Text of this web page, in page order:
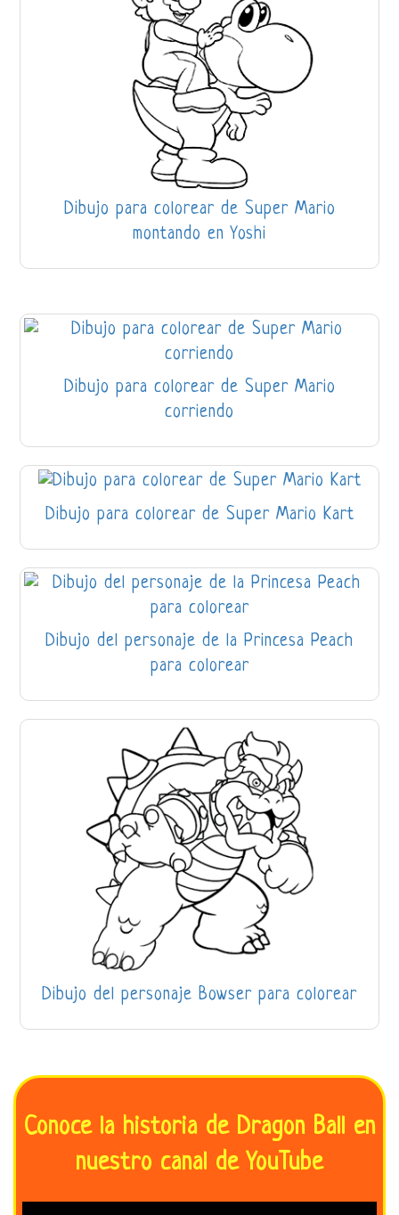
Dibujo para colorear de Super Mario
montando en Yoshi
Dibujo para colorear de Super Mario
corriendo
Dibujo para colorear de Super Mario Kart
Dibujo del personaje de la Princesa Peach
para colorear
Dibujo del personaje Bowser para colorear
Conoce la historia de Dragon Ball en
nuestro canal de YouTube